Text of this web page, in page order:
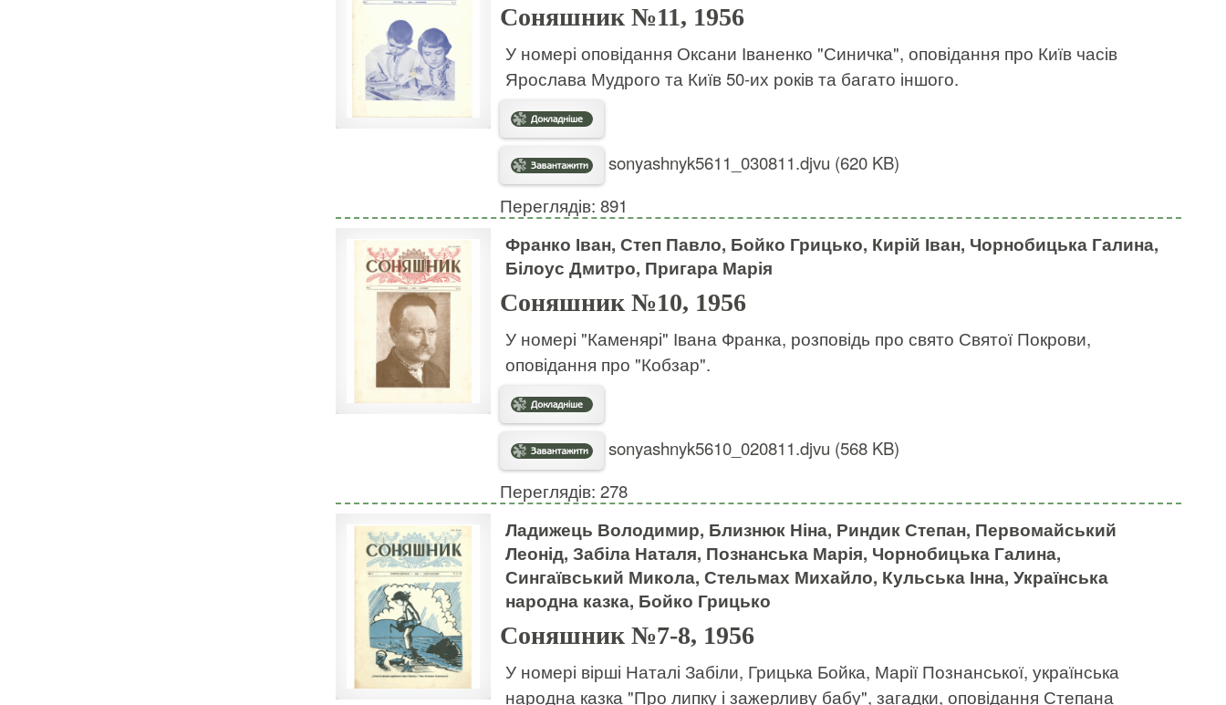
Соняшник №11, 1956
У номері оповідання Оксани Іваненко "Синичка", оповідання про Київ часів
Ярослава Мудрого та Київ 50-их років та багато іншого.
sonyashnyk5611_030811.djvu (620 KB)
Переглядів: 891
Франко Іван, Степ Павло, Бойко Грицько, Кирій Іван, Чорнобицька Галина,
Білоус Дмитро, Пригара Марія
Соняшник №10, 1956
У номері "Каменярі" Івана Франка, розповідь про свято Святої Покрови,
оповідання про "Кобзар".
sonyashnyk5610_020811.djvu (568 KB)
Переглядів: 278
Ладижець Володимир, Близнюк Ніна, Риндик Степан, Первомайський
Леонід, Забіла Наталя, Познанська Марія, Чорнобицька Галина,
Сингаївський Микола, Стельмах Михайло, Кульська Інна, Українська
народна казка, Бойко Грицько
Соняшник №7-8, 1956
У номері вірші Наталі Забіли, Грицька Бойка, Марії Познанської, українська
народна казка "Про липку і зажерливу бабу", загадки, оповідання Степана